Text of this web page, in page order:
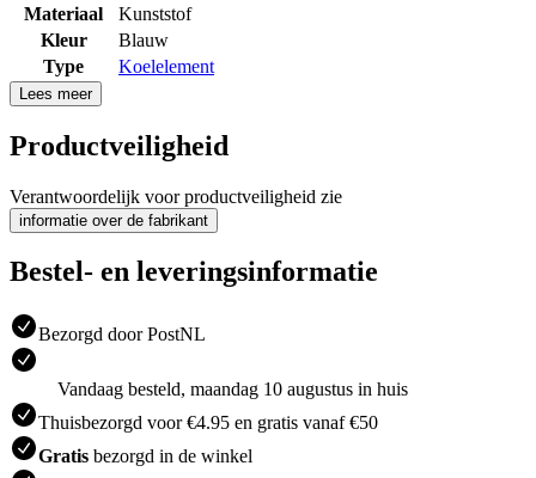
Materiaal
Kunststof
Kleur
Blauw
Type
Koelelement
Lees meer
Productveiligheid
Verantwoordelijk voor productveiligheid zie
informatie over de fabrikant
Bestel- en leveringsinformatie
Bezorgd door PostNL
Vandaag besteld, maandag 10 augustus in huis
Thuisbezorgd voor €4.95 en gratis vanaf €50
Gratis bezorgd in de winkel